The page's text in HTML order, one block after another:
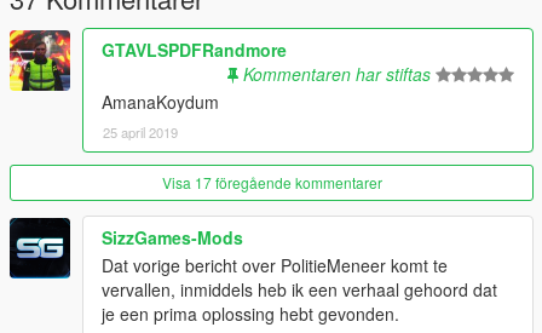
GTAVLSPDFRandmore
Kommentaren har stiftas
AmanaKoydum
25 april 2019
Visa 17 föregående kommentarer
SizzGames-Mods
Dat vorige bericht over PolitieMeneer komt te
vervallen, inmiddels heb ik een verhaal gehoord dat
je een prima oplossing hebt gevonden.